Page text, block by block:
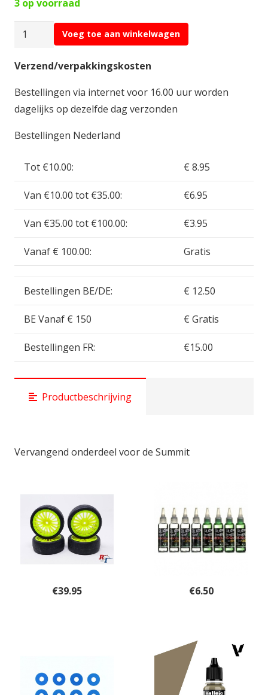
3 op voorraad
Traxxas
Gear
(
0.8
Metric
TR3961
aantal
Voeg toe aan winkelwagen
Verzend/verpakkingskosten
Bestellingen via internet voor 16.00 uur worden
dagelijks op dezelfde dag verzonden
Bestellingen Nederland
Tot €10.00: € 8.95
Van €10.00 tot €35.00: €6.95
Van €35.00 tot €100.00: €3.95
Vanaf € 100.00: Gratis
Bestellingen BE/DE: € 12.50
BE Vanaf € 150 € Gratis
Bestellingen FR: €15.00
Productbeschrijving
Vervangend onderdeel voor de Summit
€39.95 €6.50